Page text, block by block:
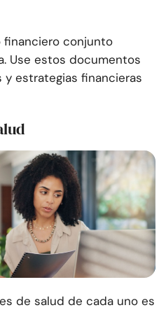
financiero conjunto
Use estos documentos
estrategias financieras
de salud de cada uno es